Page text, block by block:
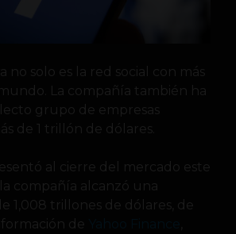
no solo es la red social con más
La compañía también ha
grupo de empresas
de 1 trillón de dólares.
al cierre del mercado este
compañía alcanzó una
1,008 trillones de dólares, de
de